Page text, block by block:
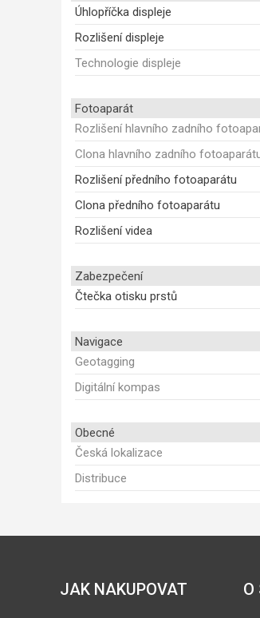
Úhlopříčka displeje
Rozlišení displeje
Technologie displeje
Fotoaparát
Rozlišení hlavního zadního
Clona hlavního zadního
Rozlišení předního fotoaparátu
Clona předního fotoaparátu
Rozlišení videa
Zabezpečení
Čtečka otisku prstů
Navigace
Geotagging
Digitální kompas
Obecné
Česká lokalizace
Distribuce
JAK NAKUPOVAT O